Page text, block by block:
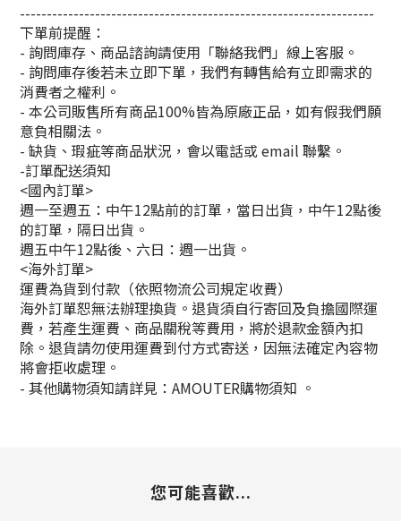
------------------------------------------------------------------
下單前提醒：
- 詢問庫存、商品諮詢請使用「聯絡我們」線上客服。
- 詢問庫存後若未立即下單，我們有轉售給有立即需求的
消費者之權利。
- 本公司販售所有商品100%皆為原廠正品，如有假我們願
意負相關法。
- 缺貨、瑕疵等商品狀況，會以電話或 email 聯繫。
-訂單配送須知
<國內訂單>
週一至週五：中午12點前的訂單，當日出貨，中午12點後
的訂單，隔日出貨。
週五中午12點後、六日：週一出貨。
<海外訂單>
運費為貨到付款（依照物流公司規定收費）
海外訂單恕無法辦理換貨。退貨須自行寄回及負擔國際運
費，若產生運費、商品關稅等費用，將於退款金額內扣
除。退貨請勿使用運費到付方式寄送，因無法確定內容物
將會拒收處理。
- 其他購物須知請詳見： AMOUTER購物須知 。
您可能喜歡...